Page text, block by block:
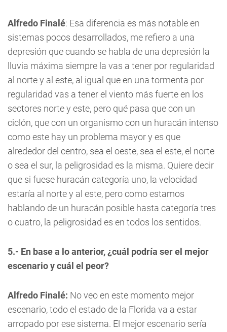
Alfredo Finalé: Esa diferencia es más notable en
sistemas pocos desarrollados, me refiero a una
depresión que cuando se habla de una depresión la
lluvia máxima siempre la vas a tener por regularidad
al norte y al este, al igual que en una tormenta por
regularidad vas a tener el viento más fuerte en los
sectores norte y este, pero qué pasa que con un
ciclón, que con un organismo con un huracán intenso
como este hay un problema mayor y es que
alrededor del centro, sea el oeste, sea el este, el norte
o sea el sur, la peligrosidad es la misma. Quiere decir
que si fuese huracán categoría uno, la velocidad
estaría al norte y al este, pero como estamos
hablando de un huracán posible hasta categoría tres
o cuatro, la peligrosidad es en todos los sentidos.
5.- En base a lo anterior, ¿cuál podría ser el mejor
escenario y cuál el peor?
Alfredo Finalé: No veo en este momento mejor
escenario, todo el estado de la Florida va a estar
arropado por ese sistema. El mejor escenario sería